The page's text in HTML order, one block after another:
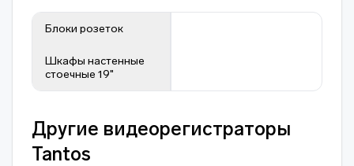
Блоки розеток
Шкафы настенные
стоечные 19"
Другие видеорегистраторы
Tantos